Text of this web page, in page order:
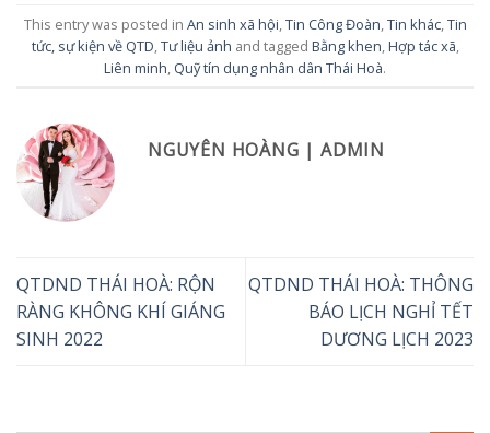
This entry was posted in An sinh xã hội,Tin Công Đoàn,Tin khác,Tin
tức, sự kiện về QTD,Tư liệu ảnh and tagged Bằng khen,Hợp tác xã,
Liên minh, Quỹ tín dụng nhân dân Thái Hoà.
NGUYÊN HOÀNG | ADMIN
QTDND THÁI HOÀ: RỘN
RÀNG KHÔNG KHÍ GIÁNG
SINH 2022
QTDND THÁI HOÀ: THÔNG
BÁO LỊCH NGHỈ TẾT
DƯƠNG LỊCH 2023